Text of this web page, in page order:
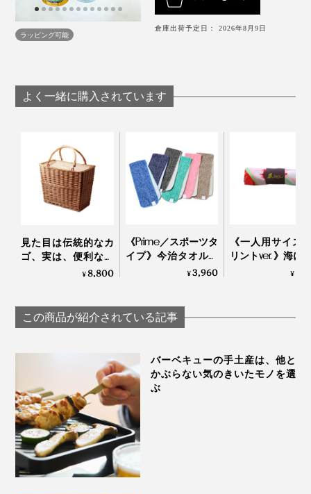
冷えたビールの温度をキープするのはもちろんのこと、
常温のビールをキンキンに冷やすことも可能。
常温（23℃）のビールが何分で飲み頃温度になるか実
際に試したところ、10分間で2〜3℃ずつ下がり、約60
分後に5℃になりました。
※外気温やクーラーボックスによって変動します。
ール６本を入れ、蓋を開けたビールに温度計を差し込み、10分ごとに計測
（MONOCO調べ）。
約5時間以上かかるので、冷却力は約5倍以上。めちゃく
ちゃ冷える！
ラッピング可能
倉庫出荷予定日： 2026年8月9日
よく一緒に購入されています
見た目は伝統的なカ
ゴ、実は、便利な保
冷バッグ｜チェルシ
¥8,800
《Prime／スポーツタ
イプ》今治タオルと
冷感生地のハイブリ
¥3,960
《一人用サイズ
リントver. 》海に
にも“優しい”、
¥
この商品が紹介されている記事
バーベキューの手土産は、他と
かぶらない気のきいたモノを選
ぶ